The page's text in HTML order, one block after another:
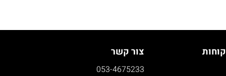
צור קשר
053-4675233